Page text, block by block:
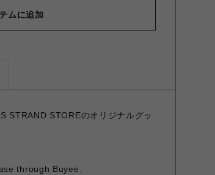
ムに追加
STRAND STOREのオリジナルグッ
through Buyee.